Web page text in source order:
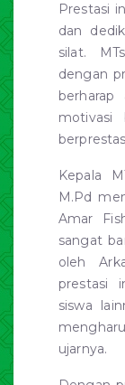
Prestasi
dan
silat.
dengan
motivasi
Kepala
M.Pd
Amar
sangat
oleh
prestasi
siswa
ujarnya.